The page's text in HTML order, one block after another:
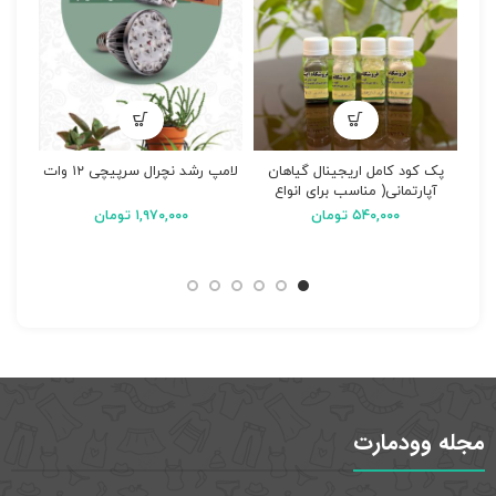
پک کود کامل اریجینال گیاهان
آپارتمانی( مناسب برای انواع
گیاهان آپارتمانی)
۵۴۰,۰۰۰ تومان
لامپ رشد نچرال سرپیچی ۱۲ وات
۱,۹۷۰,۰۰۰ تومان
مجله وودمارت